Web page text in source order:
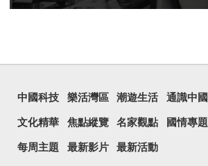
中國科技 樂活灣區 潮遊生活 通識中國
文化精華 焦點縱覽 名家觀點 國情專題
每周主題 最新影片 最新活動